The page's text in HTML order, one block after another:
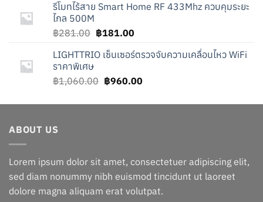
฿190.00.฿90.00.
รีโมทไร้สาย Smart Home RF 433Mhz ควบคุมระยะ
ไกล 500M
฿281.00 Original
was:
฿181.00Current
is:
LIGHTTRIO เซ็นเซอร์ตรวจจับความเคลื่อนไหว WiFi
ราคาพิเศษ
฿1,060.00 Original
was:
฿960.00Current
is:
ABOUT US
Lorem ipsum dolor sit amet, consectetuer adipiscing elit,
sed diam nonummy nibh euismod tincidunt ut laoreet
dolore magna aliquam erat volutpat.